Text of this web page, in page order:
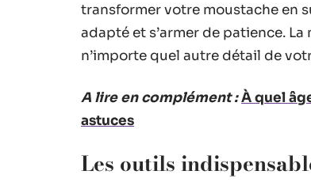
transformer votre moustache en
adapté et s’armer de patience.
n’importe quel autre détail de
A lire en complément :À quel
astuces
Les outils